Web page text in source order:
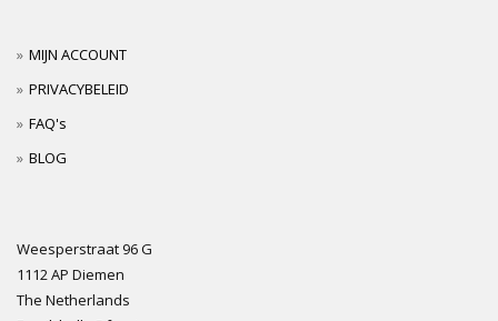
MIJN ACCOUNT
PRIVACYBELEID
FAQ's
BLOG
Weesperstraat 96 G
1112 AP Diemen
The Netherlands